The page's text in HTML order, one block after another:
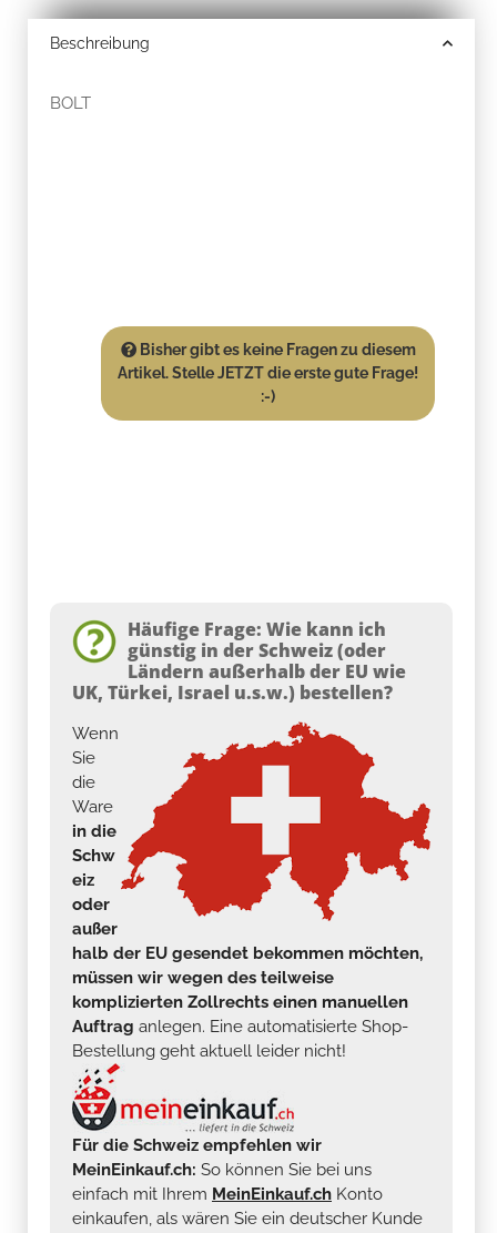
Beschreibung
BOLT
Bisher gibt es keine Fragen zu diesem
Artikel. Stelle JETZT die erste gute Frage!
:-)
Häufige Frage: Wie kann ich
günstig in der Schweiz (oder
Ländern außerhalb der EU wie
UK, Türkei, Israel u.s.w.) bestellen?
Wenn
Sie
die
Ware
in die
Schw
eiz
oder
außer
halb der EU gesendet bekommen möchten,
müssen wir wegen des teilweise
komplizierten Zollrechts einen manuellen
Auftrag anlegen. Eine automatisierte Shop-
Bestellung geht aktuell leider nicht!
Für die Schweiz empfehlen wir
MeinEinkauf.ch: So können Sie bei uns
einfach mit Ihrem MeinEinkauf.ch Konto
einkaufen, als wären Sie ein deutscher Kunde